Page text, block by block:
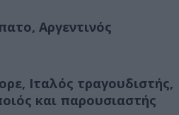
Αργεντινός
Ιταλός τραγουδιστής,
και παρουσιαστής